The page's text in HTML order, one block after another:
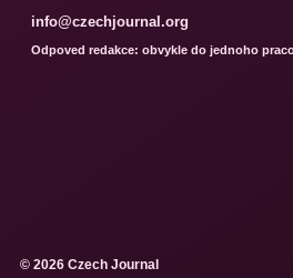
info@czechjournal.org
Odpoved redakce: obvykle do jednoho
© 2026 Czech Journal